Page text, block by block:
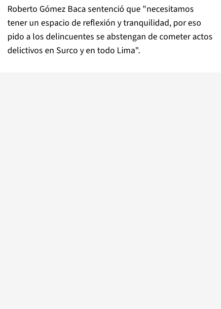
Roberto Gómez Baca sentenció que "necesitamos
tener un espacio de reflexión y tranquilidad, por eso
pido a los delincuentes se abstengan de cometer actos
delictivos en Surco y en todo Lima".